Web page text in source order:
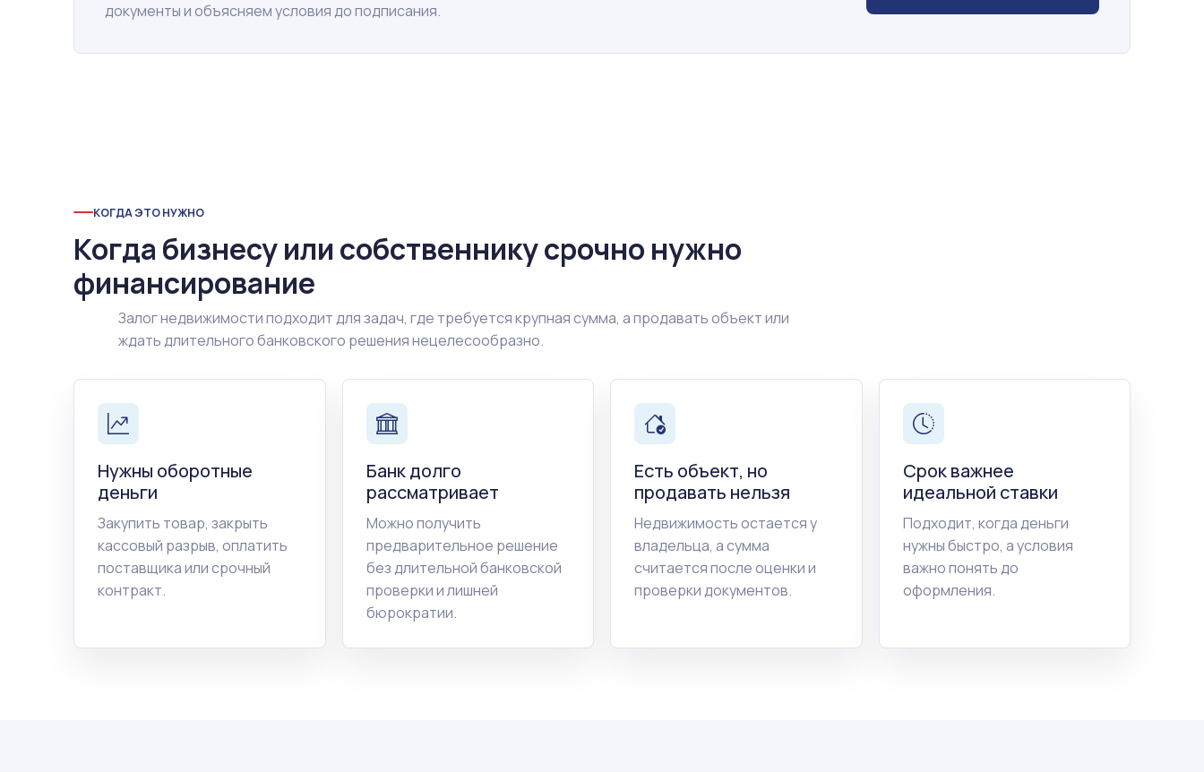
документы и объясняем условия до подписания.
КОГДА ЭТО НУЖНО
Когда бизнесу или собственнику срочно нужно
финансирование
Залог недвижимости подходит для задач, где требуется крупная сумма, а продавать объект или
ждать длительного банковского решения нецелесообразно.
Нужны оборотные
деньги
Закупить товар, закрыть
кассовый разрыв, оплатить
поставщика или срочный
контракт.
Банк долго
рассматривает
Можно получить
предварительное решение
без длительной банковской
проверки и лишней
бюрократии.
Есть объект, но
продавать нельзя
Недвижимость остается у
владельца, а сумма
считается после оценки и
проверки документов.
Срок важнее
идеальной ставки
Подходит, когда деньги
нужны быстро, а условия
важно понять до
оформления.